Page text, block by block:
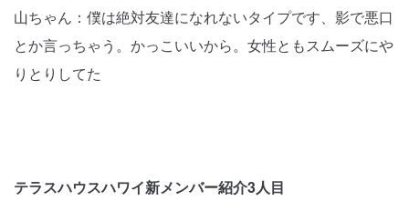
山ちゃん：僕は絶対友達になれないタイプです、影で悪口
とか言っちゃう。かっこいいから。女性ともスムーズにや
りとりしてた
テラスハウスハワイ新メンバー紹介3人目